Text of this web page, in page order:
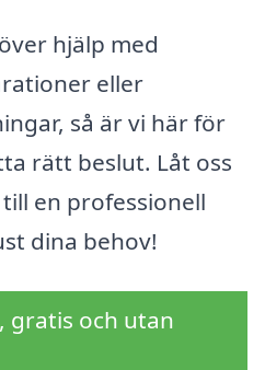
hjälp med
eller
så är vi här för
rätt beslut. Låt oss
en professionell
dina behov!
gratis och utan